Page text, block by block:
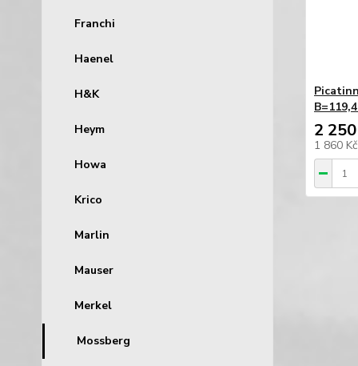
Franchi
Haenel
H&K
Heym
Howa
Krico
Marlin
Mauser
Merkel
Mossberg
2
1 860